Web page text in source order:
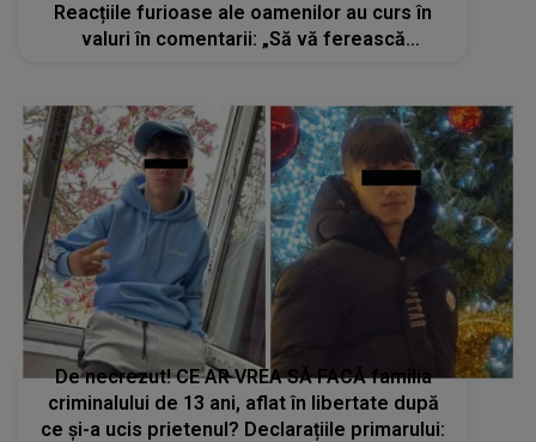
Reacțiile furioase ale oamenilor au curs în
valuri în comentarii: „Să vă ferească
De necrezut! CE AR VREA SĂ FACĂ familia
criminalului de 13 ani, aflat în libertate după
ce și-a ucis prietenul? Declarațiile primarului: